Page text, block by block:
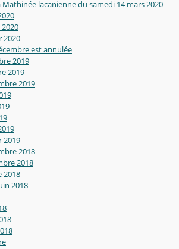
Mathinée lacanienne du samedi 14 mars 2020
2020
est annulée
2019
2019
2019
2019
2018
2018
2018
2018